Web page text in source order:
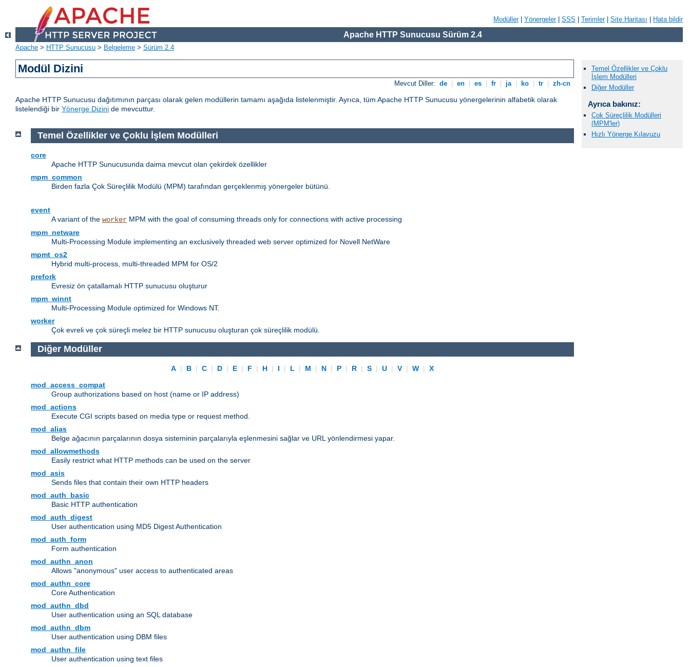
Modüller| Yönergeler| SSS Terimler| Site Haritası Hata bildir
Apache HTTP Sunucusu Sürüm 2.4
Apache > HTTP Sunucusu > Belgeleme > Sürüm 2.4
Modül Dizini
Mevcut Diller: de en es fr ja ko tr zh-cn
Apache HTTP Sunucusu dağıtımının parçası olarak gelen modüllerin tamamı aşağıda listelenmiştir. Ayrıca, tüm Apache HTTP Sunucusu yönergelerinin alfabetik olarak
listelendiği bir Yönerge Dizini de mevcuttur.
Temel Özellikler ve Çoklu İşlem Modülleri
core
Apache HTTP Sunucusunda daima mevcut olan çekirdek özellikler
mpm_common
Birden fazla Çok Süreçlilik Modülü (MPM) tarafından gerçeklenmiş yönergeler bütünü.
event
A variant of the worker MPM with the goal of consuming threads only for connections with active processing
mpm_netware
Multi-Processing Module implementing an exclusively threaded web server optimized for Novell NetWare
mpmt_os2
Hybrid multi-process, multi-threaded MPM for OS/2
prefork
Evresiz ön çatallamalı HTTP sunucusu oluşturur
mpm_winnt
Multi-Processing Module optimized for Windows NT.
worker
Çok evreli ve çok süreçli melez bir HTTP sunucusu oluşturan çok süreçlilik modülü.
Diğer Modüller
A | B | C | D | E | F | H | I | L | M | N | P | R | S | U | V | W |
X
mod_access_compat
Group authorizations based on host (name or IP address)
mod_actions
Execute CGI scripts based on media type or request method.
mod_alias
Belge ağacının parçalarının dosya sisteminin parçalarıyla eşlenmesini sağlar ve URL yönlendirmesi yapar.
mod_allowmethods
Easily restrict what HTTP methods can be used on the server
mod_asis
Sends files that contain their own HTTP headers
mod_auth_basic
Basic HTTP authentication
mod_auth_digest
User authentication using MD5 Digest Authentication
mod_auth_form
Form authentication
mod_authn_anon
Allows "anonymous" user access to authenticated areas
mod_authn_core
Core Authentication
mod_authn_dbd
User authentication using an SQL database
mod_authn_dbm
User authentication using DBM files
mod_authn_file
User authentication using text files
Temel Özellikler ve Çoklu
İşlem Modülleri
Diğer Modüller
Ayrıca bakınız:
Çok Süreçlilik Modülleri
(MPM'ler)
Hızlı Yönerge Kılavuzu